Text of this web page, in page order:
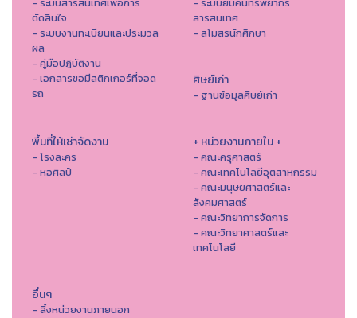
ตัดสินใจ
- ระบบงานทะเบียนและประมวล
ผล
- คู่มือปฏิบัติงาน
- เอกสารขอมีสติกเกอร์ที่จอด
รถ
สารสนเทศ
- สโมสรนักศึกษา
ศิษย์เก่า
- ฐานข้อมูลศิษย์เก่า
พื้นที่ให้เช่าจัดงาน
- โรงละคร
- หอศิลป์
+ หน่วยงานภายใน +
- คณะครุศาสตร์
- คณะเทคโนโลยีอุตสาหกรรม
- คณะมนุษยศาสตร์และ
สังคมศาสตร์
- คณะวิทยาการจัดการ
- คณะวิทยาศาสตร์และ
เทคโนโลยี
อื่นๆ
- ลิ้งหน่วยงานภายนอก